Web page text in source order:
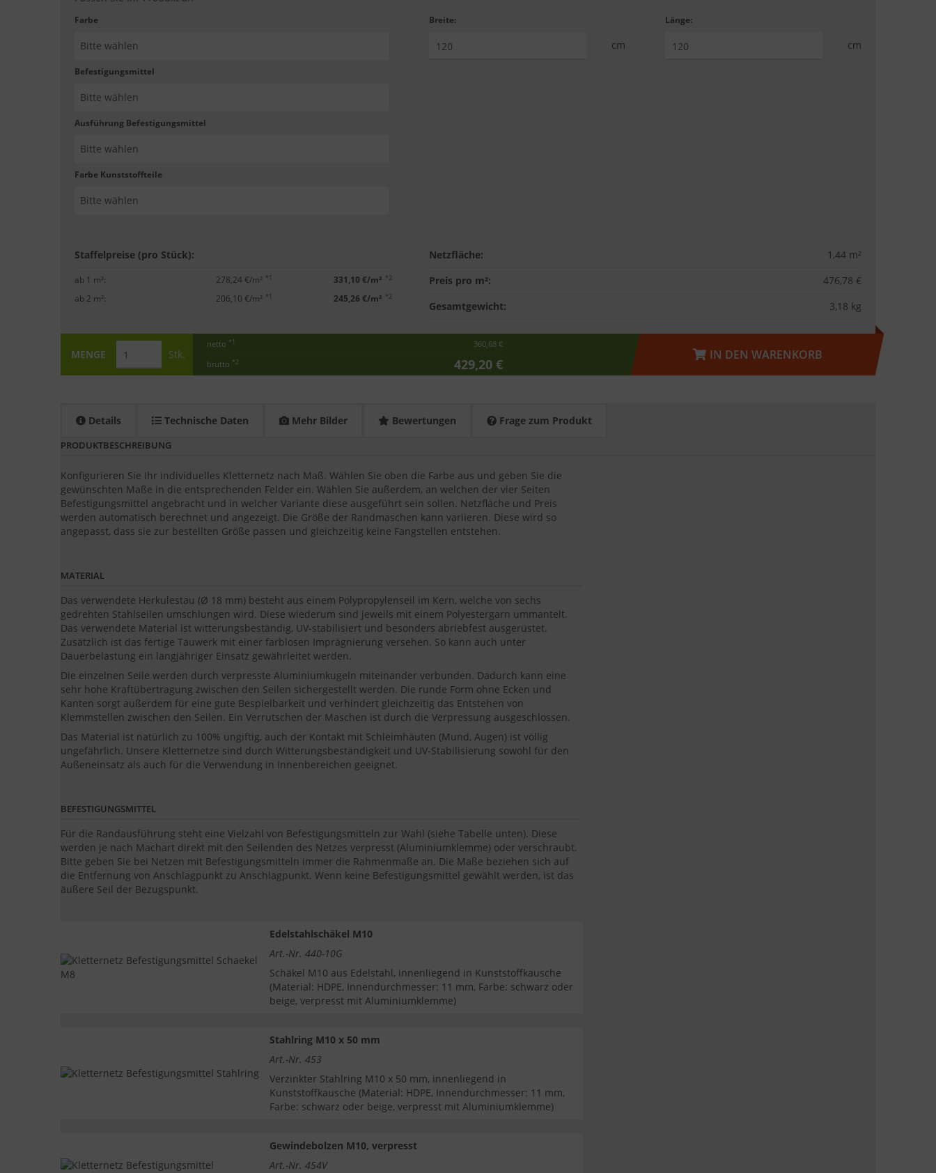
Farbe
Befestigungsmittel
Ausführung Befestigungsmittel
Farbe Kunststoffteile
Breite:
cm
Länge:
cm
Staffelpreise (pro Stück):
ab 1 m²: 278,24 €/m² *1 331,10 €/m² *2
ab 2 m²: 206,10 €/m² *1 245,26 €/m² *2
Netzfläche: 1,44 m²
Preis pro m²:
476,78 €
Gesamtgewicht:
3,18 kg
MENGE Stk.
netto *1
360,68 €
brutto *2 429,20 €
IN DEN WARENKORB
Details Technische Daten Mehr Bilder Bewertungen Frage zum Produkt
PRODUKTBESCHREIBUNG
Konfigurieren Sie Ihr individuelles Kletternetz nach Maß. Wählen Sie oben die Farbe aus und geben Sie die
gewünschten Maße in die entsprechenden Felder ein. Wählen Sie außerdem, an welchen der vier Seiten
Befestigungsmittel angebracht und in welcher Variante diese ausgeführt sein sollen. Netzfläche und Preis
werden automatisch berechnet und angezeigt. Die Größe der Randmaschen kann variieren. Diese wird so
angepasst, dass sie zur bestellten Größe passen und gleichzeitig keine Fangstellen entstehen.
MATERIAL
Das verwendete Herkulestau (Ø 18 mm) besteht aus einem Polypropylenseil im Kern, welche von sechs
gedrehten Stahlseilen umschlungen wird. Diese wiederum sind jeweils mit einem Polyestergarn ummantelt.
Das verwendete Material ist witterungsbeständig, UV-stabilisiert und besonders abriebfest ausgerüstet.
Zusätzlich ist das fertige Tauwerk mit einer farblosen Imprägnierung versehen. So kann auch unter
Dauerbelastung ein langjähriger Einsatz gewährleitet werden.
Die einzelnen Seile werden durch verpresste Aluminiumkugeln miteinander verbunden. Dadurch kann eine
sehr hohe Kraftübertragung zwischen den Seilen sichergestellt werden. Die runde Form ohne Ecken und
Kanten sorgt außerdem für eine gute Bespielbarkeit und verhindert gleichzeitig das Entstehen von
Klemmstellen zwischen den Seilen. Ein Verrutschen der Maschen ist durch die Verpressung ausgeschlossen.
Das Material ist natürlich zu 100% ungiftig, auch der Kontakt mit Schleimhäuten (Mund, Augen) ist völlig
ungefährlich. Unsere Kletternetze sind durch Witterungsbeständigkeit und UV-Stabilisierung sowohl für den
Außeneinsatz als auch für die Verwendung in Innenbereichen geeignet.
BEFESTIGUNGSMITTEL
Für die Randausführung steht eine Vielzahl von Befestigungsmitteln zur Wahl (siehe Tabelle unten). Diese
werden je nach Machart direkt mit den Seilenden des Netzes verpresst (Aluminiumklemme) oder verschraubt.
Bitte geben Sie bei Netzen mit Befestigungsmitteln immer die Rahmenmaße an. Die Maße beziehen sich auf
die Entfernung von Anschlagpunkt zu Anschlagpunkt. Wenn keine Befestigungsmittel gewählt werden, ist das
äußere Seil der Bezugspunkt.
Edelstahlschäkel M10
Art.-Nr. 440-10G
Schäkel M10 aus Edelstahl, innenliegend in Kunststoffkausche
(Material: HDPE, Innendurchmesser: 11 mm, Farbe: schwarz oder
beige, verpresst mit Aluminiumklemme)
Stahlring M10 x 50 mm
Art.-Nr. 453
Verzinkter Stahlring M10 x 50 mm, innenliegend in
Kunststoffkausche (Material: HDPE, Innendurchmesser: 11 mm,
Farbe: schwarz oder beige, verpresst mit Aluminiumklemme)
Gewindebolzen M10, verpresst
Art.-Nr. 454V